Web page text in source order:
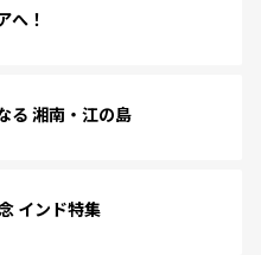
へ！
る 湘南・江の島
インド特集